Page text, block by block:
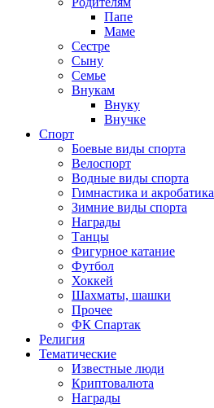
Папе
Маме
Сестре
Сыну
Семье
Внукам
Внуку
Внучке
Спорт
Боевые виды спорта
Велоспорт
Водные виды спорта
Гимнастика и акробатика
Зимние виды спорта
Награды
Танцы
Фигурное катание
Футбол
Хоккей
Шахматы, шашки
Прочее
ФК Спартак
Религия
Тематические
Известные люди
Криптовалюта
Награды